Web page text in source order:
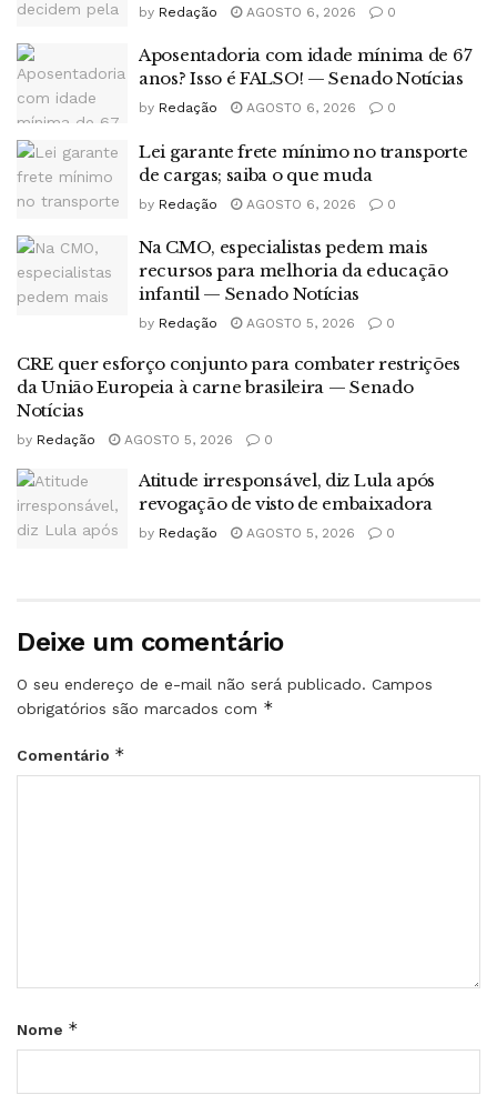
by Redação AGOSTO 6, 2026 0
Aposentadoria com idade mínima de 67
anos? Isso é FALSO! — Senado Notícias
by Redação AGOSTO 6, 2026 0
Lei garante frete mínimo no transporte
de cargas; saiba o que muda
by Redação AGOSTO 6, 2026 0
Na CMO, especialistas pedem mais
recursos para melhoria da educação
infantil — Senado Notícias
by Redação AGOSTO 5, 2026 0
CRE quer esforço conjunto para combater restrições
da União Europeia à carne brasileira — Senado
Notícias
by Redação AGOSTO 5, 2026 0
Atitude irresponsável, diz Lula após
revogação de visto de embaixadora
by Redação AGOSTO 5, 2026 0
Deixe um comentário
O seu endereço de e-mail não será publicado. Campos
obrigatórios são marcados com *
Comentário *
Nome *